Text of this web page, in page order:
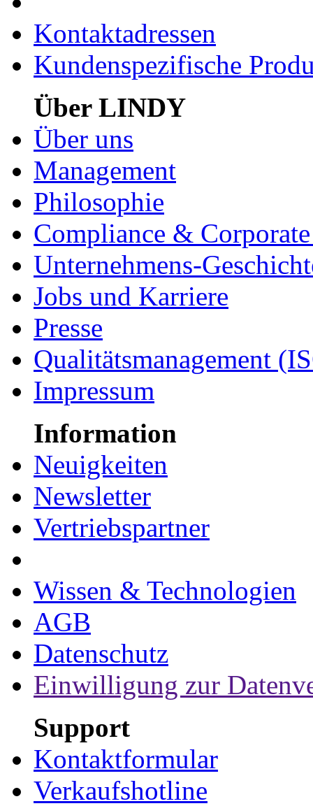
Kontaktadressen
Kundenspezifische
Über LINDY
Über uns
Management
Philosophie
Compliance &
Unternehmens-
Jobs und Karriere
Presse
Qualitätsmanagement
Impressum
Information
Neuigkeiten
Newsletter
Vertriebspartner
Wissen & Technologien
AGB
Datenschutz
Einwilligung zur
Support
Kontaktformular
Verkaufshotline